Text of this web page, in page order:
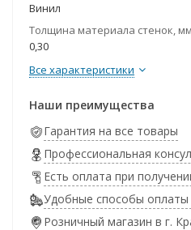
Винил
Толщина материала стенок, мм
0,30
Все характеристики
Наши преимущества
Гарантия на все товары
Профессиональная
Есть оплата при
Удобные способы оплаты
Розничный магазин в г.